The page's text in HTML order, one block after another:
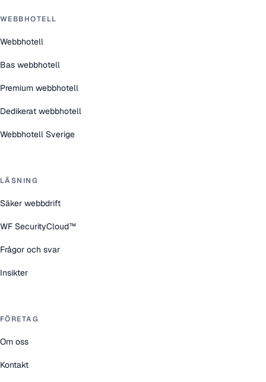
WEBBHOTELL
Webbhotell
Bas webbhotell
Premium webbhotell
Dedikerat webbhotell
Webbhotell Sverige
LÄSNING
Säker webbdrift
WF SecurityCloud™
Frågor och svar
Insikter
FÖRETAG
Om oss
Kontakt